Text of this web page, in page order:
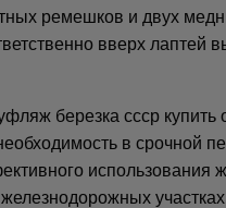
ремешков и двух
вверх лаптей
березка ссср
в срочной
использования